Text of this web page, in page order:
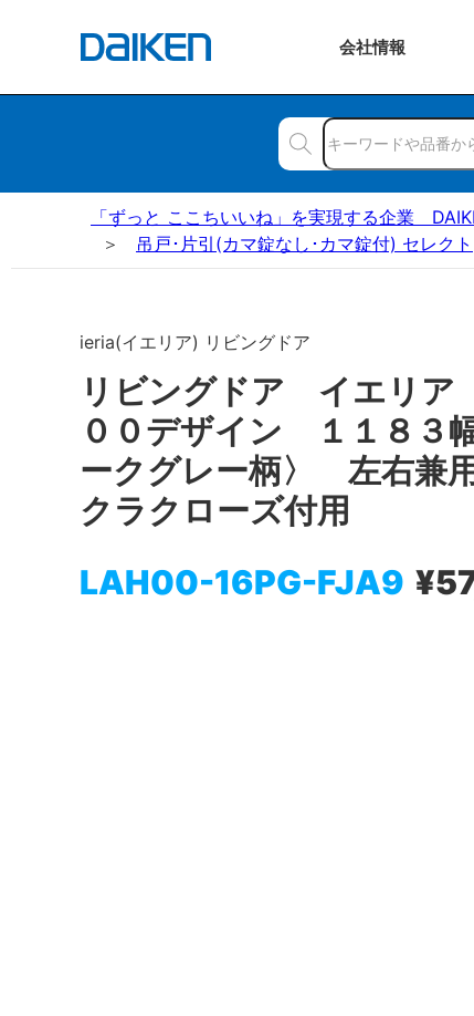
会社情報
「ずっと ここちいいね」を実現する企業
吊戸･片引(カマ錠なし･カマ錠付) セレクト
ieria(イエリア) リビングドア
リビングドア イエリ
００デザイン １１８
ークグレー柄〉 左右
クラクローズ付用
LAH00-16PG-FJA9